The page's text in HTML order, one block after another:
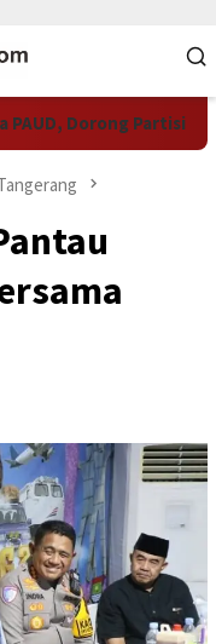
Dorong Partisipasi